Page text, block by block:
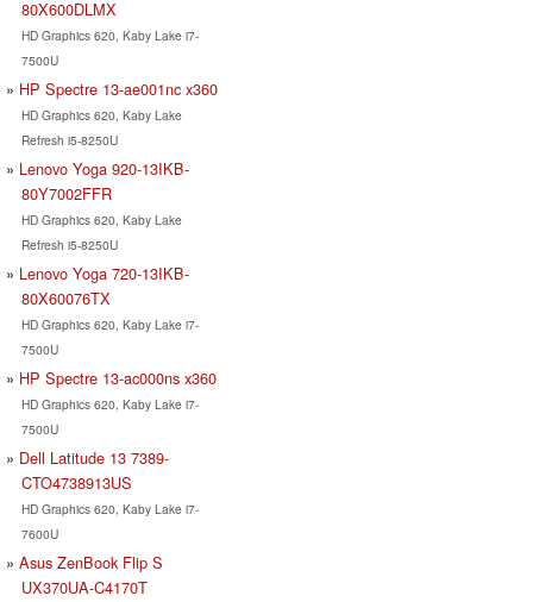
80X600DLMX
HD Graphics 620, Kaby Lake i7-
7500U
HP Spectre 13-ae001nc x360
HD Graphics 620, Kaby Lake
Refresh i5-8250U
Lenovo Yoga 920-13IKB-
80Y7002FFR
HD Graphics 620, Kaby Lake
Refresh i5-8250U
Lenovo Yoga 720-13IKB-
80X60076TX
HD Graphics 620, Kaby Lake i7-
7500U
HP Spectre 13-ac000ns x360
HD Graphics 620, Kaby Lake i7-
7500U
Dell Latitude 13 7389-
CTO4738913US
HD Graphics 620, Kaby Lake i7-
7600U
Asus ZenBook Flip S
UX370UA-C4170T